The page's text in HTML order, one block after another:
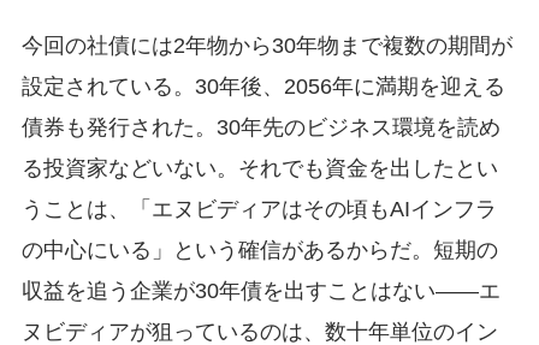
今回の社債には2年物から30年物まで複数の期間が
設定されている。30年後、2056年に満期を迎える
債券も発行された。30年先のビジネス環境を読め
る投資家などいない。それでも資金を出したとい
うことは、「エヌビディアはその頃もAIインフラ
の中心にいる」という確信があるからだ。短期の
収益を追う企業が30年債を出すことはない——エ
ヌビディアが狙っているのは、数十年単位のイン